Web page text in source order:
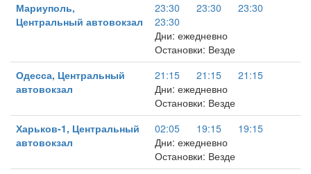
Мариуполь,
Центральный автовокзал
23:30 23:30
23:30
23:30
Дни: ежедневно
Остановки: Везде
Одесса, Центральный
автовокзал
21:15 21:15
21:15
Дни: ежедневно
Остановки: Везде
Харьков-1, Центральный
автовокзал
02:05 19:15
19:15
Дни: ежедневно
Остановки: Везде